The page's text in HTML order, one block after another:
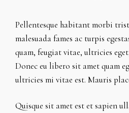
Pellentesque habitant morbi
malesuada fames ac turpis
quam, feugiat vitae, ultricies
Donec eu libero sit amet quam
ultricies mi vitae est. Mauris
Quisque sit amet est et sapien